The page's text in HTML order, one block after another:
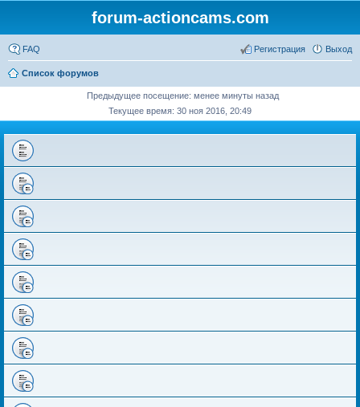
forum-actioncams.com
FAQ Выход
Регистрация
Список форумов
Предыдущее посещение: менее минуты назад
Текущее время: 30 ноя 2016, 20:49